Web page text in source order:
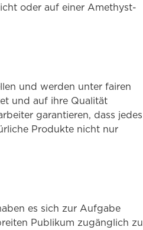
oder auf einer Amethyst-
und werden unter fairen
und auf ihre Qualität
garantieren, dass jedes
Produkte nicht nur
es sich zur Aufgabe
Publikum zugänglich zu